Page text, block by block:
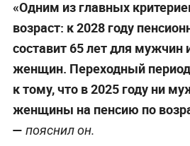
«Одним из главных
возраст: к 2028 году
составит 65 лет для мужчин
женщин. Переходный
к тому, что в 2025 году ни
женщины на пенсию по
— пояснил он.